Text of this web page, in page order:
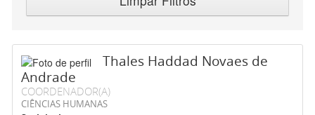
Thales Haddad Novaes de
Andrade
COORDENADOR(A)
CIÊNCIAS HUMANAS